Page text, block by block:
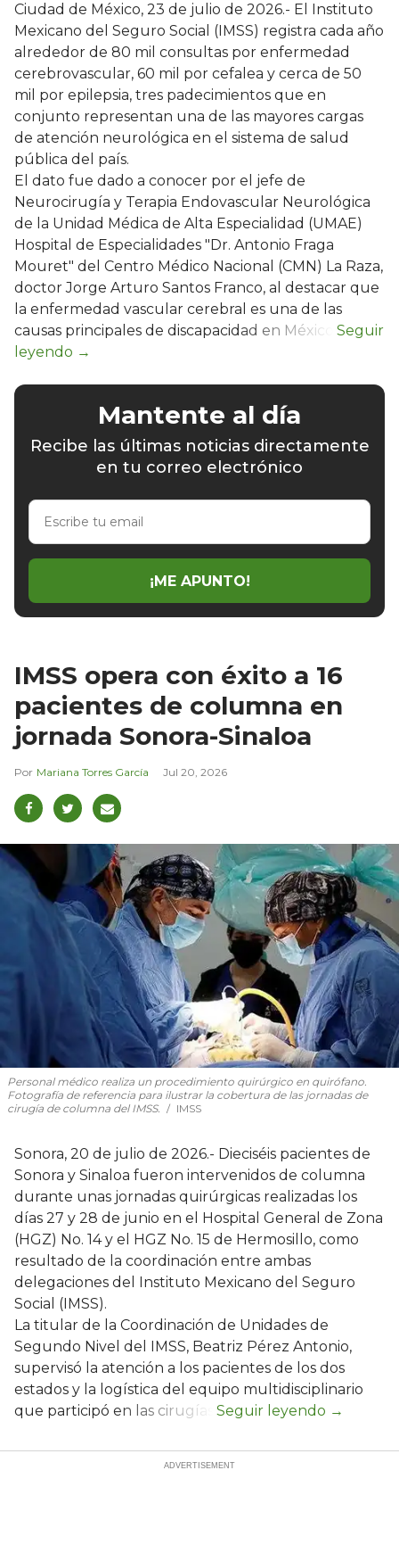
Ciudad de México, 23 de julio de 2026.- El Instituto
Mexicano del Seguro Social (IMSS) registra cada año
alrededor de 80 mil consultas por enfermedad
cerebrovascular, 60 mil por cefalea y cerca de 50
mil por epilepsia, tres padecimientos que en
conjunto representan una de las mayores cargas
de atención neurológica en el sistema de salud
pública del país.
El dato fue dado a conocer por el jefe de
Neurocirugía y Terapia Endovascular Neurológica
de la Unidad Médica de Alta Especialidad (UMAE)
Hospital de Especialidades "Dr. Antonio Fraga
Mouret" del Centro Médico Nacional (CMN) La Raza,
doctor Jorge Arturo Santos Franco, al destacar que
la enfermedad vascular cerebral es una de las
causas principales de discapacidad en México.
Mantente al día
Recibe las últimas noticias directamente
en tu correo electrónico
Escribe
email
¡ME APUNTO!
IMSS opera con éxito a 16
pacientes de columna en
jornada Sonora-Sinaloa
Mariana Torres García Jul 20, 2026
Personal médico realiza un procedimiento quirúrgico en quirófano.
Fotografía de referencia para ilustrar la cobertura de las jornadas de
cirugía de columna del IMSS.
IMSS
Sonora, 20 de julio de 2026.- Dieciséis pacientes de
Sonora y Sinaloa fueron intervenidos de columna
durante unas jornadas quirúrgicas realizadas los
días 27 y 28 de junio en el Hospital General de Zona
(HGZ) No. 14 y el HGZ No. 15 de Hermosillo, como
resultado de la coordinación entre ambas
delegaciones del Instituto Mexicano del Seguro
Social (IMSS).
La titular de la Coordinación de Unidades de
Segundo Nivel del IMSS, Beatriz Pérez Antonio,
supervisó la atención a los pacientes de los dos
estados y la logística del equipo multidisciplinario
que participó en las cirugías.